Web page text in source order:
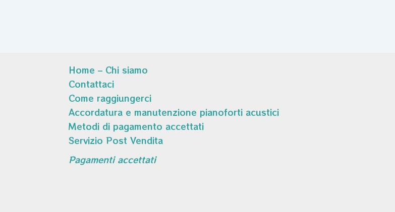
Home – Chi siamo
Contattaci
Come raggiungerci
Accordatura e manutenzione pianoforti acustici
Metodi di pagamento accettati
Servizio Post Vendita
Pagamenti accettati